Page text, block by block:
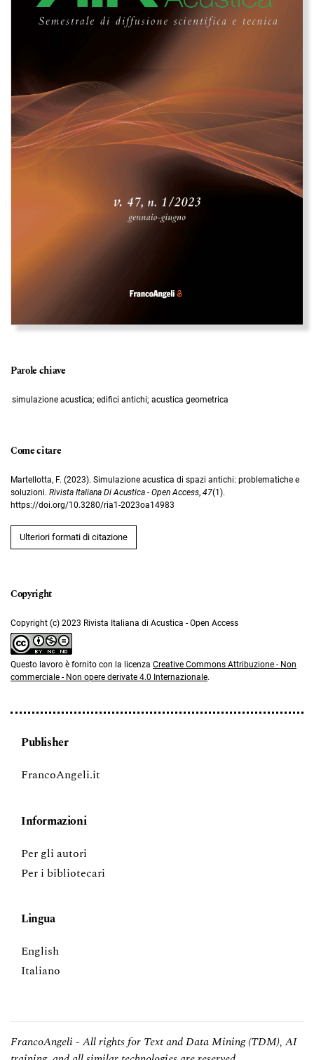
Parole chiave
simulazione acustica; edifici antichi; acustica geometrica
Come citare
Martellotta, F. (2023). Simulazione acustica di spazi antichi: problematiche e
soluzioni. Rivista Italiana Di Acustica - Open Access, 47(1).
https://doi.org/10.3280/ria1-2023oa14983
Ulteriori formati di citazione
Copyright (c) 2023 Rivista Italiana di Acustica - Open Access
Questo lavoro è fornito con la licenza Creative Commons Attribuzione - Non
commerciale - Non opere derivate 4.0 Internazionale.
Publisher
FrancoAngeli.it
Informazioni
Per gli autori
Per i bibliotecari
Lingua
English
Italiano
FrancoAngeli - All rights for Text and Data Mining (TDM), AI